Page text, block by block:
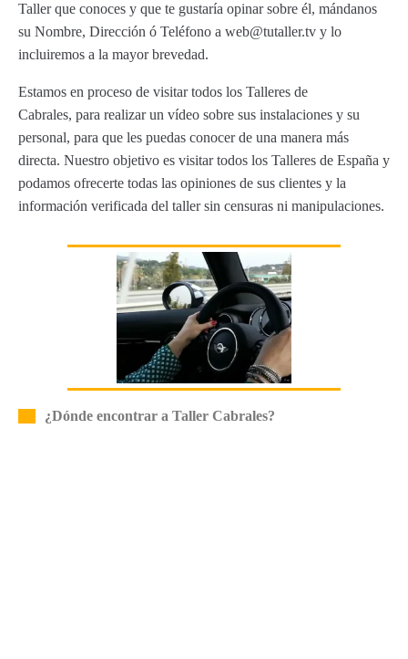
Taller que conoces y que te gustaría opinar sobre él, mándanos
su Nombre, Dirección ó Teléfono a web@tutaller.tv y lo
incluiremos a la mayor brevedad.
Estamos en proceso de visitar todos los Talleres de
Cabrales, para realizar un vídeo sobre sus instalaciones y su
personal, para que les puedas conocer de una manera más
directa. Nuestro objetivo es visitar todos los Talleres de España y
podamos ofrecerte todas las opiniones de sus clientes y la
información verificada del taller sin censuras ni manipulaciones.
¿Dónde encontrar a Taller Cabrales?